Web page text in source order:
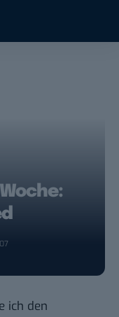
ich den